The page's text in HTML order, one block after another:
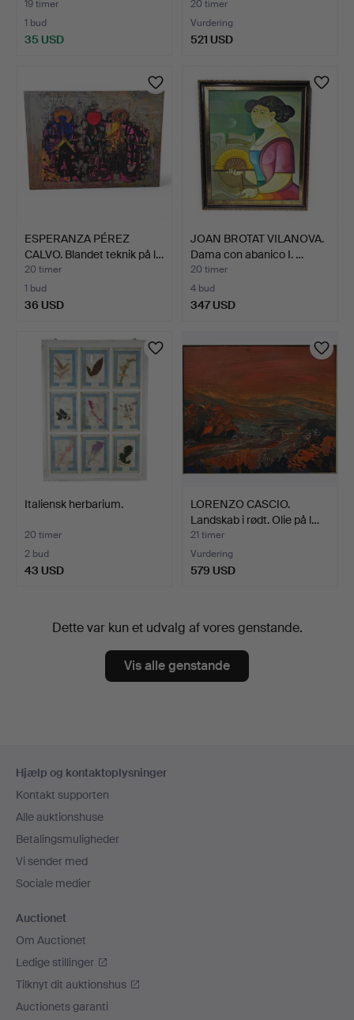
19 timer
1 bud
35 USD
20 timer
Vurdering
521 USD
ESPERANZA PÉREZ
CALVO. Blandet teknik på l…
20 timer
1 bud
36 USD
JOAN BROTAT VILANOVA.
Dama con abanico I. …
20 timer
4 bud
347 USD
Italiensk herbarium.
20 timer
2 bud
43 USD
LORENZO CASCIO.
Landskab i rødt. Olie på l…
21 timer
Vurdering
579 USD
Dette var kun et udvalg af vores genstande.
Vis alle genstande
Hjælp og kontaktoplysninger
Kontakt supporten
Alle auktionshuse
Betalingsmuligheder
Vi sender med
Sociale medier
Auctionet
Om Auctionet
Ledige stillinger
Tilknyt dit auktionshus
Auctionets garanti